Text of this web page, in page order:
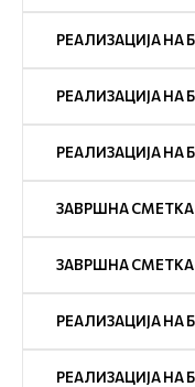
РЕАЛИЗАЦИЈА НА
РЕАЛИЗАЦИЈА НА
РЕАЛИЗАЦИЈА НА
ЗАВРШНА СМЕТКА
ЗАВРШНА СМЕТКА
РЕАЛИЗАЦИЈА НА
РЕАЛИЗАЦИЈА НА